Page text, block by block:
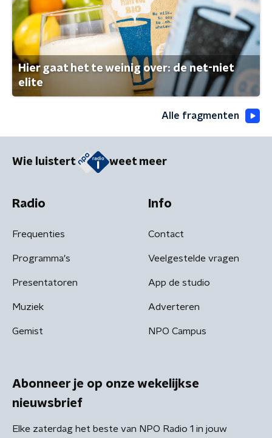
Hier gaat het te weinig over: de net-niet
elite
Alle fragmenten
Wie luistert weet meer
Radio
Frequenties
Programma's
Presentatoren
Muziek
Gemist
Info
Contact
Veelgestelde vragen
App de studio
Adverteren
NPO Campus
Abonneer je op onze wekelijkse
nieuwsbrief
Elke zaterdag het beste van NPO Radio 1 in jouw